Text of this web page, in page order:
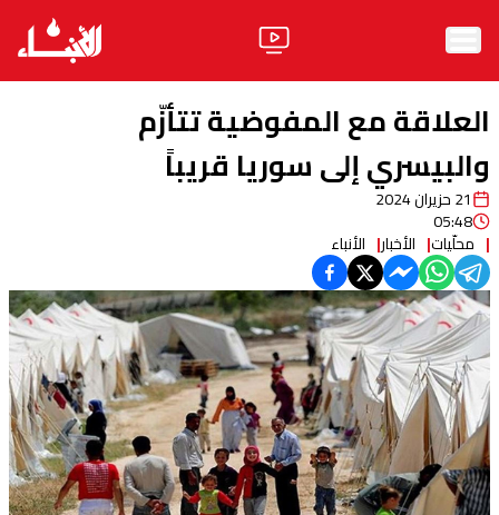
الأخبار
ثقافة ومجتمع
آراء
فيديو
مواقف
وليد جنبلاطالحزب
ابحث
العلاقة مع المفوضية تتأزّم
والبيسري إلى سوريا قريباً
21 حزيران 2024
05:48
محلّيات الأخبار الأنباء